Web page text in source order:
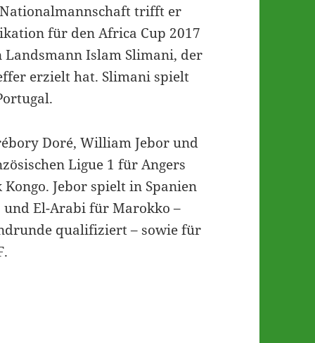
trifft er
für den Africa Cup 2017
Islam Slimani, der
erzielt hat. Slimani spielt
Doré, William Jebor und
Ligue 1 für Angers
Jebor spielt in Spanien
El-Arabi für Marokko –
qualifiziert – sowie für